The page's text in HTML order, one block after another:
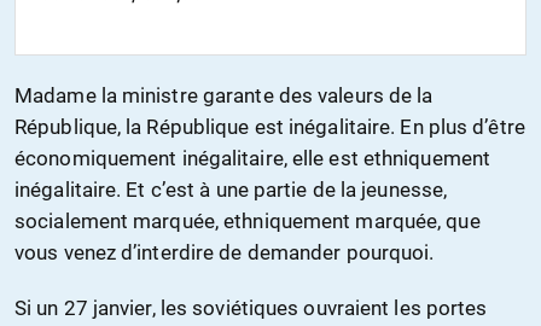
Madame la ministre garante des valeurs de la
République, la République est inégalitaire. En plus d’être
économiquement inégalitaire, elle est ethniquement
inégalitaire. Et c’est à une partie de la jeunesse,
socialement marquée, ethniquement marquée, que
vous venez d’interdire de demander pourquoi.
Si un 27 janvier, les soviétiques ouvraient les portes